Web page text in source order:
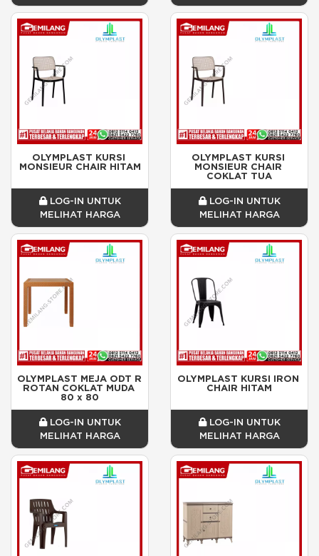
OLYMPLAST KURSI
MONSIEUR CHAIR HITAM
LOG-IN UNTUK
MELIHAT HARGA
OLYMPLAST KURSI
MONSIEUR CHAIR
COKLAT TUA
LOG-IN UNTUK
MELIHAT HARGA
OLYMPLAST MEJA ODT R
ROTAN COKLAT MUDA
80 x 80
LOG-IN UNTUK
MELIHAT HARGA
OLYMPLAST KURSI IRON
CHAIR HITAM
LOG-IN UNTUK
MELIHAT HARGA